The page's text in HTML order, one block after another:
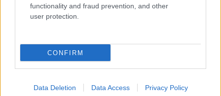
functionality and fraud prevention, and other
user protection.
CONFIRM
Data Deletion Data Access Privacy Policy
Iscritto al Registro degli Operatori di Comunicazione n. 37512
© Riproduzione Riservata – Ne è consentita esclusivamente una
riproduzione parziale con citazione della fonte corretta